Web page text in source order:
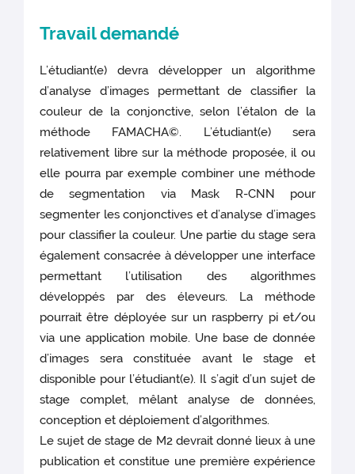
Travail demandé
L’étudiant(e) devra développer un algorithme
d’analyse d’images permettant de classifier la
couleur de la conjonctive, selon l’étalon de la
méthode FAMACHA©. L’étudiant(e) sera
relativement libre sur la méthode proposée, il ou
elle pourra par exemple combiner une méthode
de segmentation via Mask R-CNN pour
segmenter les conjonctives et d’analyse d’images
pour classifier la couleur. Une partie du stage sera
également consacrée à développer une interface
permettant l’utilisation des algorithmes
développés par des éleveurs. La méthode
pourrait être déployée sur un raspberry pi et/ou
via une application mobile. Une base de donnée
d’images sera constituée avant le stage et
disponible pour l’étudiant(e). Il s’agit d’un sujet de
stage complet, mêlant analyse de données,
conception et déploiement d’algorithmes.
Le sujet de stage de M2 devrait donné lieux à une
publication et constitue une première expérience